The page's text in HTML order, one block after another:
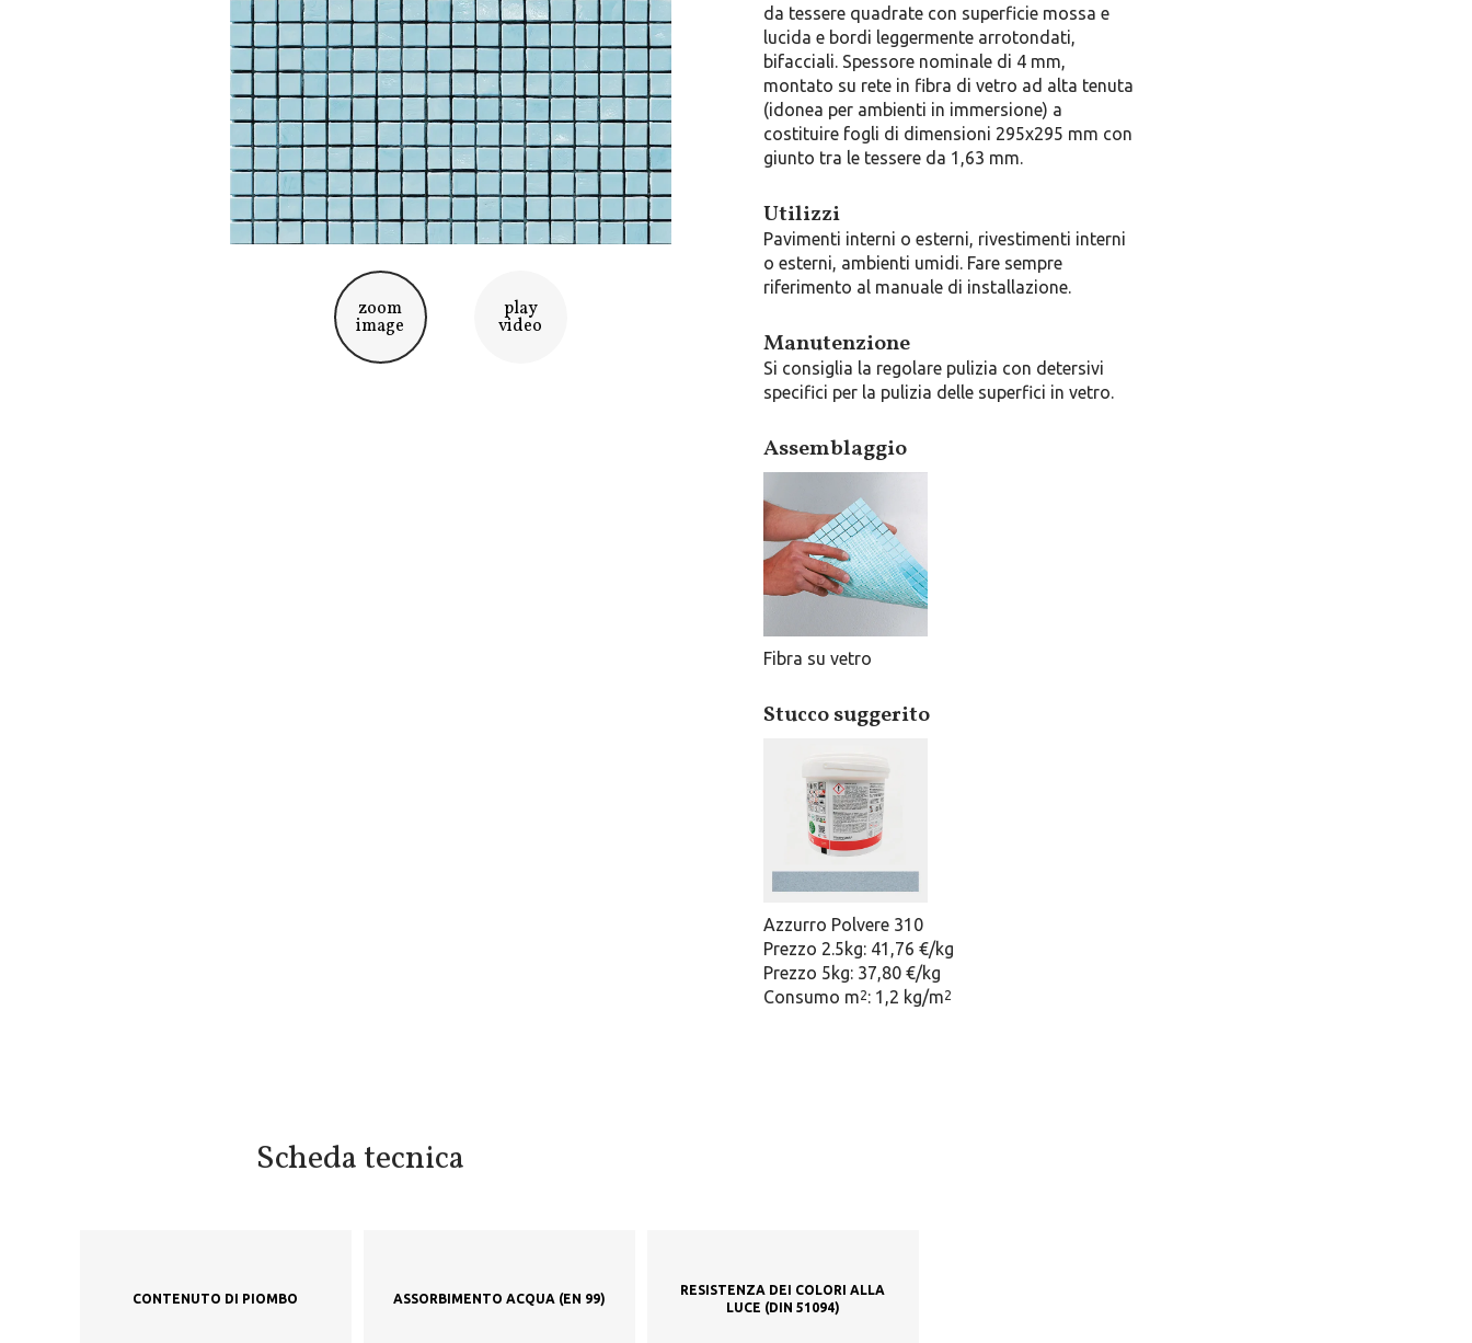
zoom
image
play
video
da tessere quadrate con superficie mossa e
lucida e bordi leggermente arrotondati,
bifacciali. Spessore nominale di 4 mm,
montato su rete in fibra di vetro ad alta tenuta
(idonea per ambienti in immersione) a
costituire fogli di dimensioni 295x295 mm con
giunto tra le tessere da 1,63 mm.
Utilizzi
Pavimenti interni o esterni, rivestimenti interni
o esterni, ambienti umidi. Fare sempre
riferimento al manuale di installazione.
Manutenzione
Si consiglia la regolare pulizia con detersivi
specifici per la pulizia delle superfici in vetro.
Assemblaggio
Fibra su vetro
Stucco suggerito
Azzurro Polvere 310
Prezzo 2.5kg: 41,76 €/kg
Prezzo 5kg: 37,80 €/kg
Consumo m2: 1,2 kg/m2
Scheda tecnica
CONTENUTO DI PIOMBO ASSORBIMENTO ACQUA (EN 99)
RESISTENZA DEI COLORI ALLA
LUCE (DIN 51094)